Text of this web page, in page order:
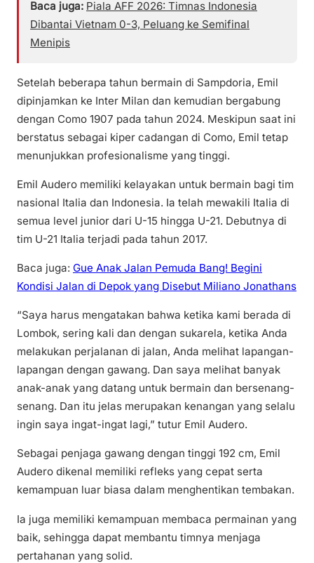
Baca juga: Piala AFF 2026: Timnas Indonesia
Dibantai Vietnam 0-3, Peluang ke Semifinal
Menipis
Setelah beberapa tahun bermain di Sampdoria, Emil
dipinjamkan ke Inter Milan dan kemudian bergabung
dengan Como 1907 pada tahun 2024. Meskipun saat ini
berstatus sebagai kiper cadangan di Como, Emil tetap
menunjukkan profesionalisme yang tinggi.
Emil Audero memiliki kelayakan untuk bermain bagi tim
nasional Italia dan Indonesia. Ia telah mewakili Italia di
semua level junior dari U-15 hingga U-21. Debutnya di
tim U-21 Italia terjadi pada tahun 2017.
Baca juga: Gue Anak Jalan Pemuda Bang! Begini
Kondisi Jalan di Depok yang Disebut Miliano Jonathans
“Saya harus mengatakan bahwa ketika kami berada di
Lombok, sering kali dan dengan sukarela, ketika Anda
melakukan perjalanan di jalan, Anda melihat lapangan-
lapangan dengan gawang. Dan saya melihat banyak
anak-anak yang datang untuk bermain dan bersenang-
senang. Dan itu jelas merupakan kenangan yang selalu
ingin saya ingat-ingat lagi,” tutur Emil Audero.
Sebagai penjaga gawang dengan tinggi 192 cm, Emil
Audero dikenal memiliki refleks yang cepat serta
kemampuan luar biasa dalam menghentikan tembakan.
Ia juga memiliki kemampuan membaca permainan yang
baik, sehingga dapat membantu timnya menjaga
pertahanan yang solid.